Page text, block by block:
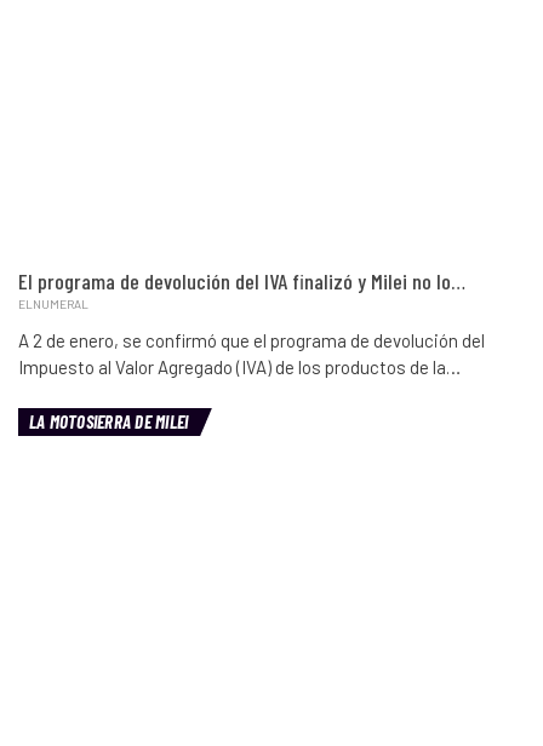
El programa de devolución del IVA finalizó y Milei no lo…
ELNUMERAL
A 2 de enero, se confirmó que el programa de devolución del
Impuesto al Valor Agregado (IVA) de los productos de la…
LA MOTOSIERRA DE MILEI